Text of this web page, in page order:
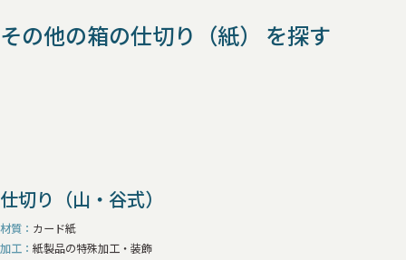
その他の箱の仕切り（紙） を探す
仕切り（山・谷式）
材質
カード紙
加工
紙製品の特殊加工・装飾